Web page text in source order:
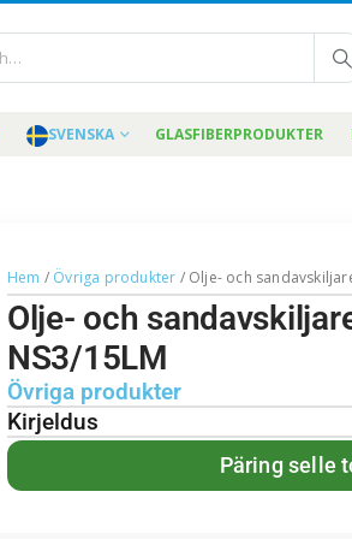
SVENSKA GLASFIBERPRODUKTER
Hem / Övriga produkter / Olje- och
Olje- och
NS3/15LM
Övriga produkter
Kirjeldus
Päring selle